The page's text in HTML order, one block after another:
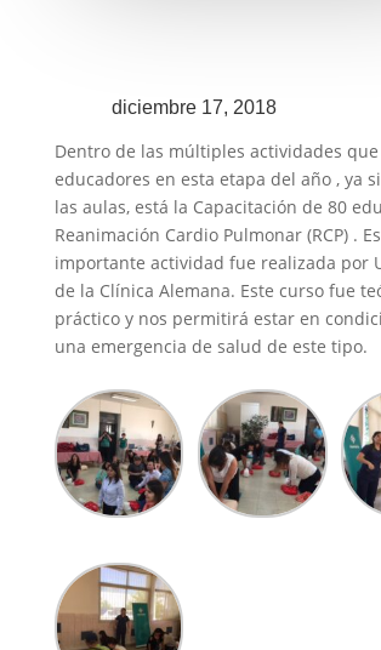
diciembre 17, 2018
Dentro de las múltiples actividades
educadores en esta etapa del año , ya
las aulas, está la Capacitación de 80
Reanimación Cardio Pulmonar (RCP) .
importante actividad fue realizada por
de la Clínica Alemana. Este curso fue
práctico y nos permitirá estar en
una emergencia de salud de este tipo.